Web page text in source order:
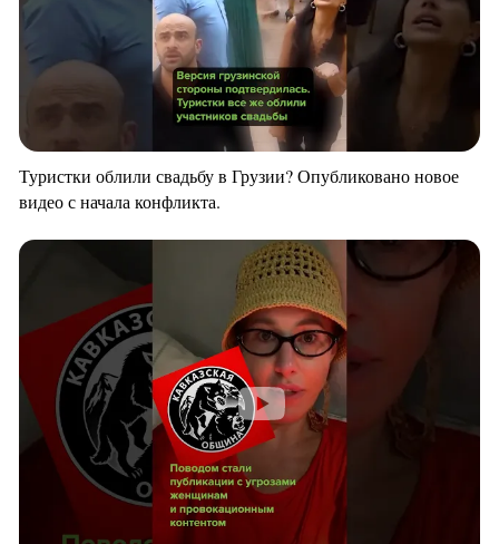
Туристки облили свадьбу в Грузии? Опубликовано новое
видео с начала конфликта.